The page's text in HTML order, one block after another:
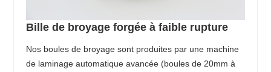
Bille de broyage forgée à faible rupture
Nos boules de broyage sont produites par une machine
de laminage automatique avancée (boules de 20mm à